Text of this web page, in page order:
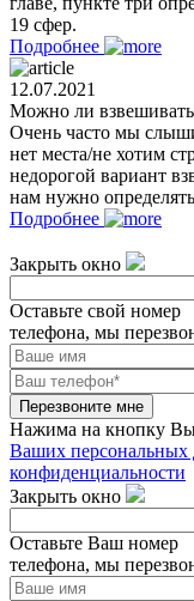
19 сфер.
Подробнее
12.07.2021
Можно ли
Очень часто мы
нет места/не хотим
недорогой вариант
нам нужно
Подробнее
Закрыть окно
Оставьте свой номер
телефона, мы
Перезвоните мне
Нажима на кнопку Вы
Ваших персональных
конфиденциальности
Закрыть окно
Оставьте Ваш номер
телефона, мы